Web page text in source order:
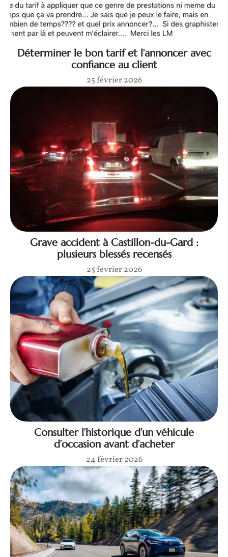
Déterminer le bon tarif et l’annoncer avec
confiance au client
25 février 2026
Grave accident à Castillon-du-Gard :
plusieurs blessés recensés
25 février 2026
Consulter l’historique d’un véhicule
d’occasion avant d’acheter
24 février 2026